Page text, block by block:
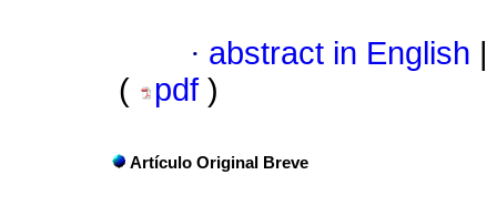
· abstract in English
(
pdf )
Artículo Original Breve